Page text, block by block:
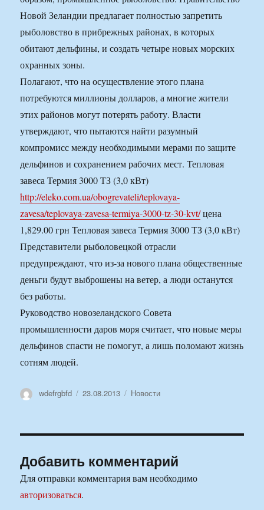
Новой Зеландии предлагает полностью запретить
рыболовство в прибрежных районах, в которых
обитают дельфины, и создать четыре новых морских
охранных зоны.
Полагают, что на осуществление этого плана
потребуются миллионы долларов, а многие жители
этих районов могут потерять работу. Власти
утверждают, что пытаются найти разумный
компромисс между необходимыми мерами по защите
дельфинов и сохранением рабочих мест. Тепловая
завеса Термия 3000 ТЗ (3,0 кВт)
http://eleko.com.ua/obogrevateli/teplovaya-
zavesa/teplovaya-zavesa-termiya-3000-tz-30-kvt/цена
1,829.00 грн Тепловая завеса Термия 3000 ТЗ (3,0 кВт)
Представители рыболовецкой отрасли
предупреждают, что из-за нового плана общественные
деньги будут выброшены на ветер, а люди останутся
без работы.
Руководство новозеландского Совета
промышленности даров моря считает, что новые меры
дельфинов спасти не помогут, а лишь поломают жизнь
сотням людей.
Автор
wdefrgbfd Опубликовано
23.08.2013 Рубрики
Новости
Добавить комментарий
Для отправки комментария вам необходимо
авторизоваться.